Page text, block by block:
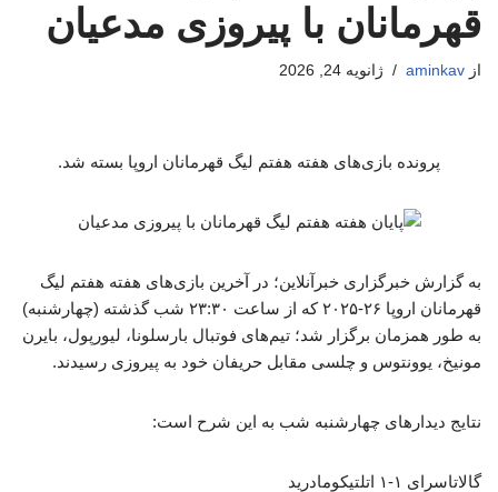
قهرمانان با پیروزی مدعیان
از aminkav ژانویه 24, 2026
پرونده بازی‌های هفته هفتم لیگ قهرمانان اروپا بسته شد.
به گزارش خبرگزاری خبرآنلاین؛ در آخرین بازی‌های هفته هفتم لیگ
قهرمانان اروپا ۲۶-۲۰۲۵ که از ساعت ۲۳:۳۰ شب گذشته (چهارشنبه)
به طور همزمان برگزار شد؛ تیم‌های فوتبال بارسلونا، لیورپول، بایرن
مونیخ، یوونتوس و چلسی مقابل حریفان خود به پیروزی رسیدند.
نتایج دیدارهای چهارشنبه شب به این شرح است:
گالاتاسرای ۱-۱ اتلتیکومادرید